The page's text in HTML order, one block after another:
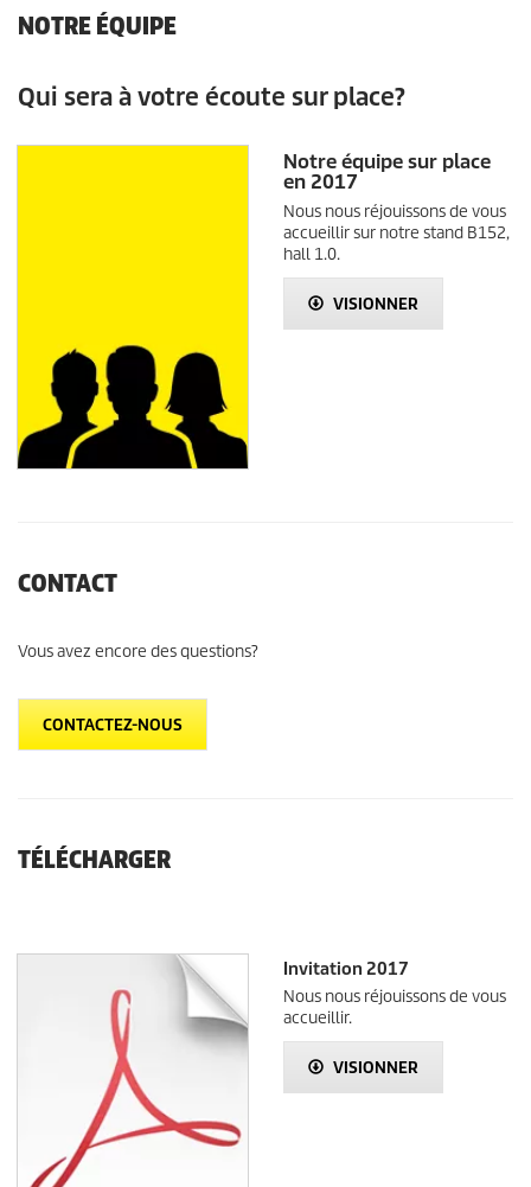
NOTRE ÉQUIPE
Qui sera à votre écoute sur place?
Notre équipe sur place
en 2017
Nous nous réjouissons de vous
accueillir sur notre stand B152,
hall 1.0.
VISIONNER
CONTACT
Vous avez encore des questions?
CONTACTEZ-NOUS
TÉLÉCHARGER
Invitation 2017
Nous nous réjouissons de vous
accueillir.
VISIONNER